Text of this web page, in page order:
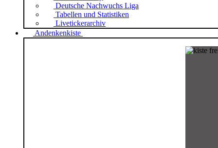
Deutsche Nachwuchs Liga
Tabellen und Statistiken
Livetickerarchiv
Andenkenkiste